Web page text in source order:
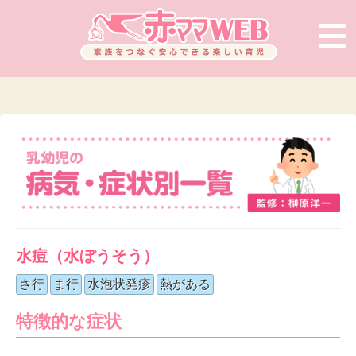
水痘（水ぼうそう）
さ行 ま行 水泡状発疹 熱がある
特徴的な症状